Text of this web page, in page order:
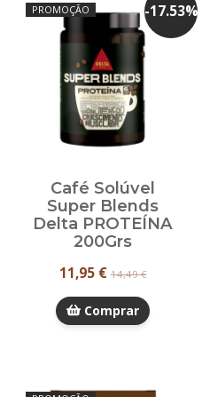
-17.53%
PROMOÇÃO
Café Solúvel
Super Blends
Delta PROTEÍNA
200Grs
11,95 €14,49 €
Comprar